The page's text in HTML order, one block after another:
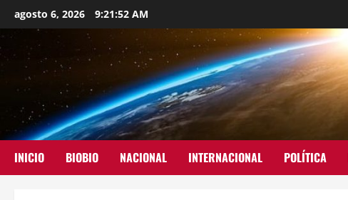
agosto 6, 2026 9:21:53 AM
INICIO BIOBIO NACIONAL INTERNACIONAL POLÍTICA